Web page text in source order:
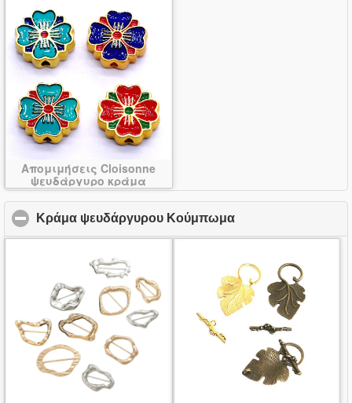
Απομιμήσεις Cloisonne
ψευδάργυρο κράμα
χάντρες
Κράμα ψευδάργυρου Κούμπωμα